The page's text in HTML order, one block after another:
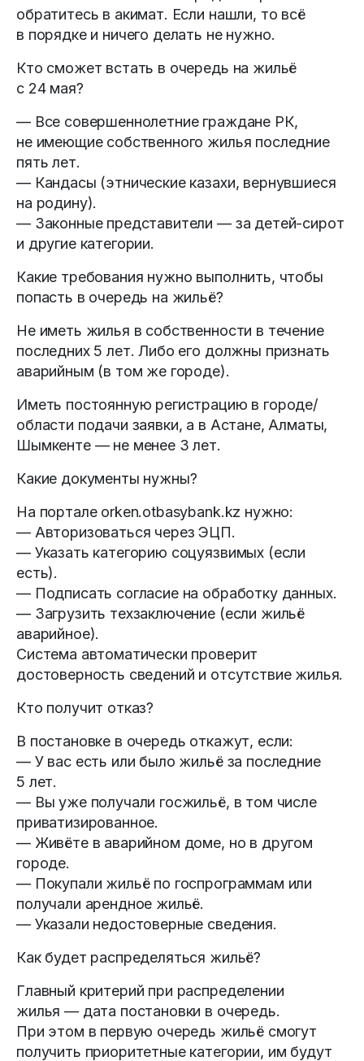
обратитесь в акимат. Если нашли, то всё
в порядке и ничего делать не нужно.
Кто сможет встать в очередь на жильё
с 24 мая?
— Все совершеннолетние граждане РК,
не имеющие собственного жилья последние
пять лет.
— Кандасы (этнические казахи, вернувшиеся
на родину).
— Законные представители — за детей-сирот
и другие категории.
Какие требования нужно выполнить, чтобы
попасть в очередь на жильё?
Не иметь жилья в собственности в течение
последних 5 лет. Либо его должны признать
аварийным (в том же городе).
Иметь постоянную регистрацию в городе/
области подачи заявки, а в Астане, Алматы,
Шымкенте — не менее 3 лет.
Какие документы нужны?
На портале orken.otbasybank.kz нужно:
— Авторизоваться через ЭЦП.
— Указать категорию соцуязвимых (если
есть).
— Подписать согласие на обработку данных.
— Загрузить техзаключение (если жильё
аварийное).
Система автоматически проверит
достоверность сведений и отсутствие жилья.
Кто получит отказ?
В постановке в очередь откажут, если:
— У вас есть или было жильё за последние
5 лет.
— Вы уже получали госжильё, в том числе
приватизированное.
— Живёте в аварийном доме, но в другом
городе.
— Покупали жильё по госпрограммам или
получали арендное жильё.
— Указали недостоверные сведения.
Как будет распределяться жильё?
Главный критерий при распределении
жилья — дата постановки в очередь.
При этом в первую очередь жильё смогут
получить приоритетные категории, им будут